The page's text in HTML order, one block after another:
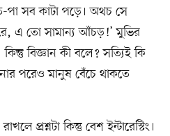
পা সব কাটা পড়ে। অথচ সে
এ তো সামান্য আঁচড়!’ মুভির
বিজ্ঞান কী বলে? সত্যিই কি
পরেও মানুষ বেঁচে থাকতে
প্রশ্নটা কিন্তু বেশ ইন্টারেস্টিং।